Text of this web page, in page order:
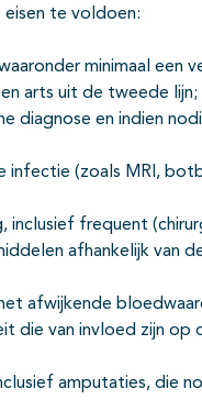
eisen te voldoen:
minimaal een
arts uit de tweede lijn;
diagnose en indien
infectie (zoals MRI,
frequent
afhankelijk van
afwijkende
die van invloed zijn op
amputaties, die